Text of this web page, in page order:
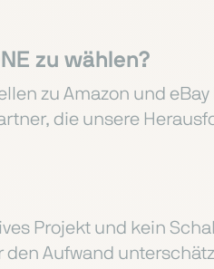
zu wählen?
zu Amazon und
die unsere
Projekt und kein
Aufwand